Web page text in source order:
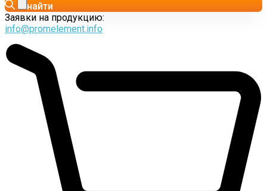
найти
Заявки на продукцию:
info@promelement.info